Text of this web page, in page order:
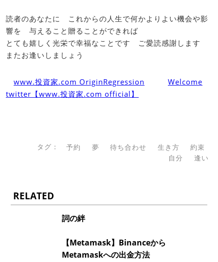
読者のあなたに これからの人生で何かよりよい機会や影
響を 与えること贈ることができれば
とても嬉しく光栄で幸福なことです ご愛読感謝します
またお逢いしましょう
www.投資家.com OriginRegression
Welcome
twitter【www.投資家.com official】
タグ： 予約 夢 待ち合わせ 生き方
約束
自分
逢い
RELATED
詞の絆
【Metamask】Binanceから
Metamaskへの出金方法